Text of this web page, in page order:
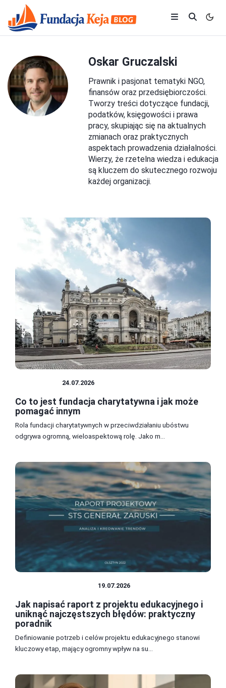
Oskar Gruczalski
Prawnik i pasjonat tematyki NGO,
finansów oraz przedsiębiorczości.
Tworzy treści dotyczące fundacji,
podatków, księgowości i prawa
pracy, skupiając się na aktualnych
zmianach oraz praktycznych
aspektach prowadzenia działalności.
Wierzy, że rzetelna wiedza i edukacja
są kluczem do skutecznego rozwoju
każdej organizacji.
24.07.2026
Co to jest fundacja charytatywna i jak może
pomagać innym
Rola fundacji charytatywnych w przeciwdziałaniu ubóstwu
odgrywa ogromną, wieloaspektową rolę. Jako m...
19.07.2026
Jak napisać raport z projektu edukacyjnego i
uniknąć najczęstszych błędów: praktyczny
poradnik
Definiowanie potrzeb i celów projektu edukacyjnego stanowi
kluczowy etap, mający ogromny wpływ na su...